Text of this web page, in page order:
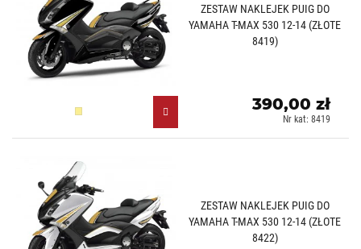
ZESTAW NAKLEJEK PUIG DO
YAMAHA T-MAX 530 12-14 (ZŁOTE
8419)
Złoty (O)
390,00 zł
Nr kat: 8419
ZESTAW NAKLEJEK PUIG DO
YAMAHA T-MAX 530 12-14 (ZŁOTE
8422)